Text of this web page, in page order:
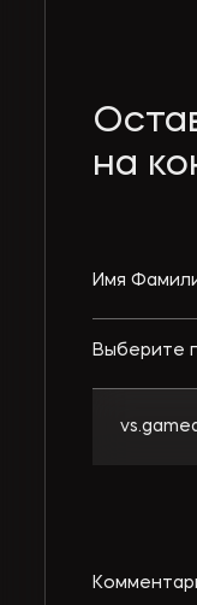
на
Выберите